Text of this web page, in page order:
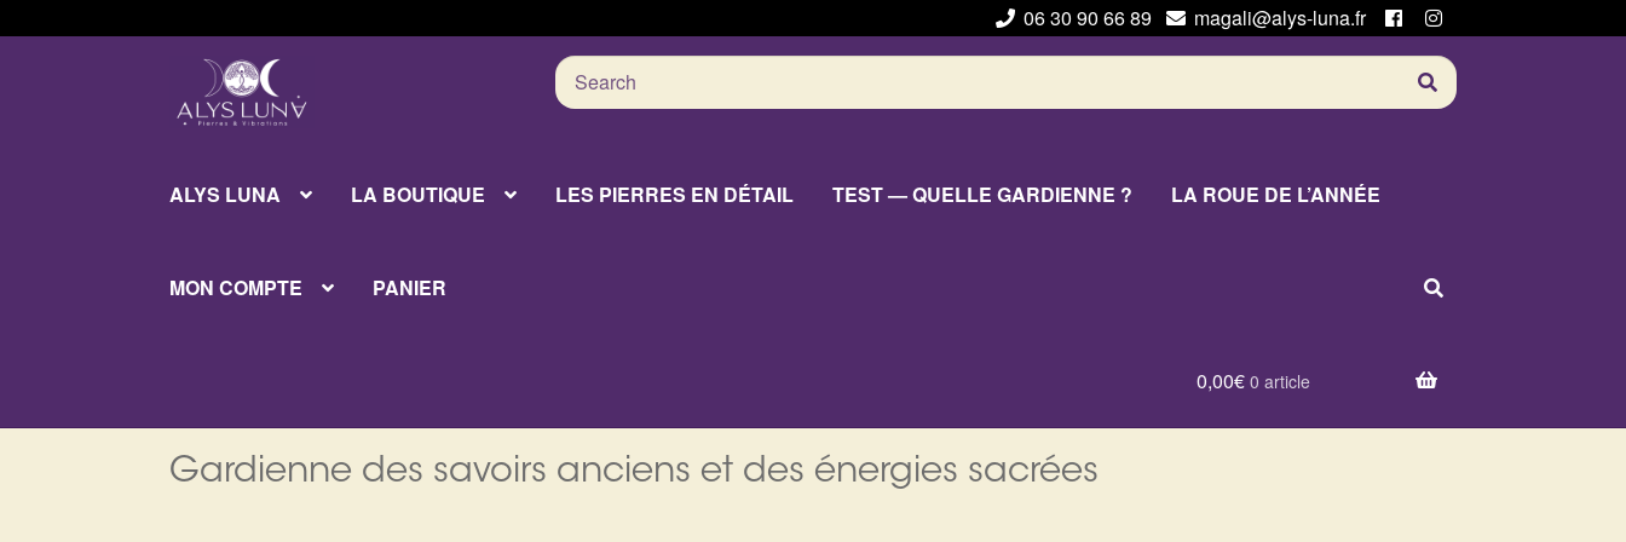
06 30 90 66 89
magali@alys-luna.fr
Aller
la
Aller
au
contenu
Search
for:
ALYS LUNA LA BOUTIQUE LES PIERRES EN DÉTAIL TEST — QUELLE GARDIENNE ? LA ROUE DE L’ANNÉE
MON COMPTE PANIER
0,00€ 0 article
Gardienne des savoirs anciens et des énergies sacrées